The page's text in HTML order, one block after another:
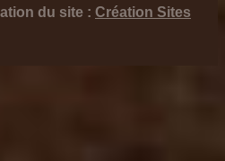
du site : Création Sites